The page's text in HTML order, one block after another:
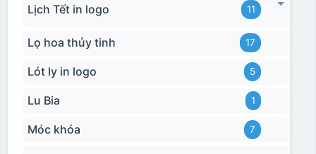
Lịch Tết in logo 11
Lọ hoa thủy tinh 17
Lót ly in logo 5
Lu Bia 1
Móc khóa 7